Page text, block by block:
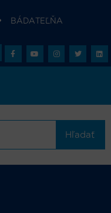
BÁDATEĽŇA
Hľadať